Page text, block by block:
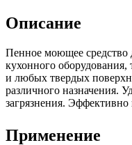
Описание
Пенное моющее средство
кухонного оборудования,
и любых твердых
различного назначения.
загрязнения.
Применение